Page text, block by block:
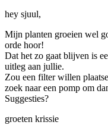
hey sjuul,
Mijn planten groeien wel
orde hoor!
Dat het zo gaat blijven is
uitleg aan jullie.
Zou een filter willen
zoek naar een pomp om
Suggesties?
groeten krissie